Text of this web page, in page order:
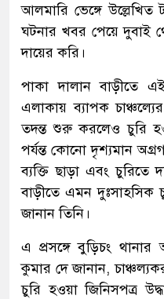
আলমারি ভেঙ্গে
ঘটনার খবর পেয়ে দুবাই
দায়ের করি।
পাকা দালান বাড়ীতে
এলাকায় ব্যাপক
তদন্ত শুরু করলেও চুরি
পর্যন্ত কোনো দৃশ্যমান
ব্যক্তি ছাড়া এবং চুরিতে
বাড়ীতে এমন দুঃসাহসিক
জানান তিনি।
এ প্রসঙ্গে বুড়িচং
কুমার দে জানান,
চুরি হওয়া জিনিসপত্র